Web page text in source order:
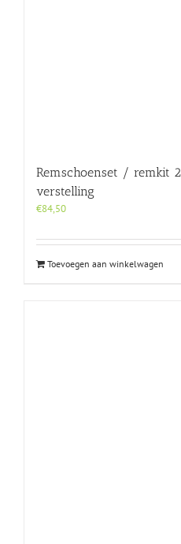
Remschoenset / remkit
verstelling
€84,50
Toevoegen aan winkelwagen